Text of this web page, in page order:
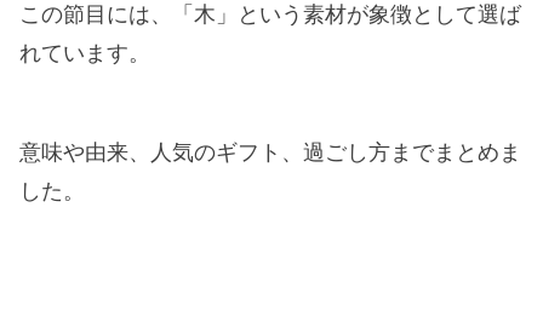
この節目には、「木」という素材が象徴として選ば
れています。
意味や由来、人気のギフト、過ごし方までまとめま
した。